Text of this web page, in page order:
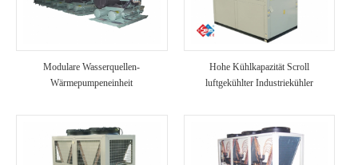
Modulare Wasserquellen-
Wärmepumpeneinheit
Hohe Kühlkapazität Scroll
luftgekühlter Industriekühler